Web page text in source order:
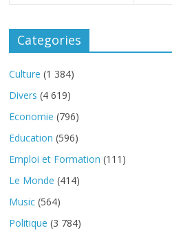
Categories
Culture (1 384)
Divers (4 619)
Economie (796)
Education (596)
Emploi et Formation (111)
Le Monde (414)
Music (564)
Politique (3 784)